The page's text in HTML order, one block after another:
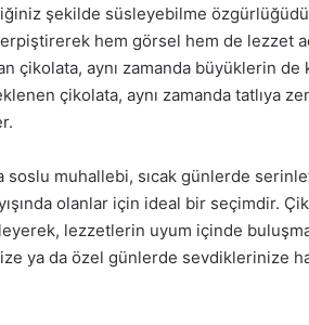
şekilde süsleyebilme
hem görsel hem de lezzet
çikolata, aynı zamanda büyüklerin de
çikolata, aynı zamanda tatlıya
soslu muhallebi, sıcak günlerde
olanlar için ideal bir seçimdir.
lezzetlerin uyum içinde
ya da özel günlerde sevdiklerinize